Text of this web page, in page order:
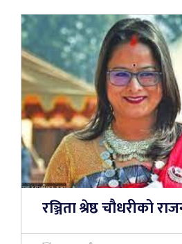
रञ्जिता श्रेष्ठ चौधरीको